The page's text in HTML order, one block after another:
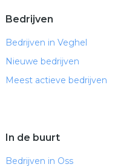
Bedrijven
Bedrijven in Veghel
Nieuwe bedrijven
Meest actieve bedrijven
In de buurt
Bedrijven in Oss